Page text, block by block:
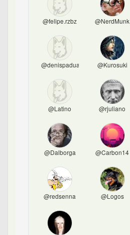
@felipe.rzbz @NerdMunk
@denispadua @Kurosuki
@Latino @rjuliano
@Dalborga @Carbon14
@redsenna @Logos